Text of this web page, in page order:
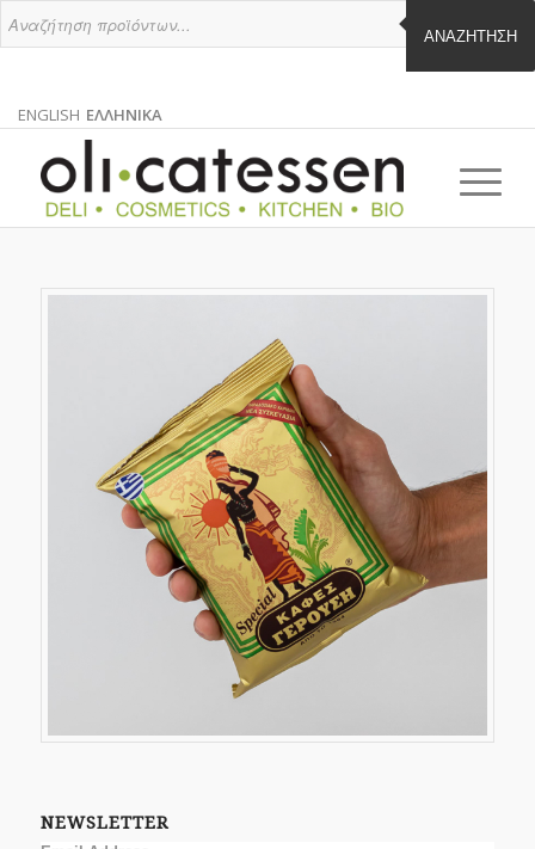
ΑΝΑΖΉΤΗΣΗ
ENGLISH
ΑΓΓΛΙΚΑ
ΕΛΛΗΝΙΚΑ
ΕΛΛΗΝΙΚΑ
EL
NEWSLETTER